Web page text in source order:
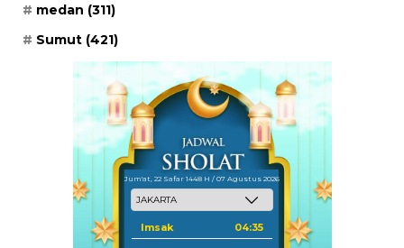
medan (311)
Sumut (421)
Jum'at, 22 Safar 1448 H / 07 Agustus 2026
Imsak 04:35